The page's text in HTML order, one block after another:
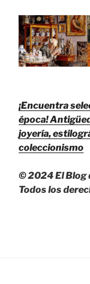
¡Encuentra
época!
joyería,
coleccionismo
© 2024 El Blog
Todos los